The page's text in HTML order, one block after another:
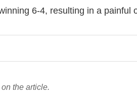
6-4, resulting in a
the article.